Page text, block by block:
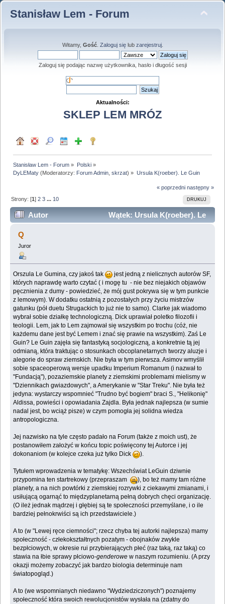
Stanisław Lem - Forum
Witamy, Gość. Zaloguj sięlub zarejestruj.
Zaloguj się podając nazwę użytkownika, hasło i długość sesji
Aktualności:
SKLEP LEM MRÓZ
Stanisław Lem - Forum » Polski»
DyLEMaty (Moderatorzy: Forum Admin ,skrzat) » Ursula K(roeber). Le Guin
« poprzedni następny »
DRUKUJ
Strony: [1]2 3 ... 10
Autor
Wątek: Ursula K(roeber). Le
Guin (Przeczytany 385841 razy)
Q
Juror
Orszula Le Gumina, czy jakoś tak
jest jedną z nielicznych autorów SF,
których naprawdę warto czytać ( i mogę tu - nie bez niejakich objawów
pęcznienia z dumy - powiedzieć, że mój gust pokrywa się w tym punkcie
z lemowym). W dodatku ostatnią z pozostałych przy życiu mistrzów
gatunku (pół duetu Strugackich to już nie to samo). Clarke jak wiadomo
wybrał sobie działkę technologiczną. Dick uprawiał poletko filozofii i
teologii. Lem, jak to Lem zajmował się wszystkim po trochu (cóż, nie
każdemu dane jest być Lemem i znać się prawie na wszystkim). Zaś Le
Guin? Le Guin zajęła się fantastyką socjologiczną, a konkretnie tą jej
odmianą, która traktując o stosunkach obcoplanetarnych tworzy aluzje i
alegorie do spraw ziemskich. Nie była w tym pierwsza. Asimov wmyślił
sobie spaceoperową wersje upadku Imperium Romanum (i nazwał to
"Fundacją"), pozaziemskie planety z ziemskimi problemami mielismy w
"Dziennikach gwiazdowych", a Amerykanie w "Star Treku". Nie była też
jedyna: wystarczy wspomnieć "Trudno być bogiem" braci S., "Helikonię"
Aldissa, powieści i opowiadania Zajdla. Była jednak najlepsza (w sumie
nadal jest, bo wciąż pisze) w czym pomogła jej solidna wiedza
antropologiczna.
Jej nazwisko na tyle często padało na Forum (także z moich ust), że
postanowiłem założyć w końcu topic poświęcony tej Autorce i jej
dokonaniom (w kolejce czeka już tylko Dick
).
Tytułem wprowadzenia w tematykę: Wszechświat LeGuin dziwnie
przypomina ten startrekowy (przepraszam
), bo też mamy tam różne
planety, a na nich powtórki z ziemskiej rozrywki z ciekawymi zmianami, i
usiłującą ogarnąć to międzyplanetarną pełną dobrych chęci organizację.
(O ileż jednak mądrzej i głębiej są te społeczności przemyślane, i o ile
bardziej pełnokrwiści są ich przedstawiciele.)
A to (w "Lewej ręce ciemności"; rzecz chyba tej autorki najlepsza) mamy
społeczność - człekokształtnych pozatym - obojnaków zwykle
bezpłciowych, w okresie rui przybierających płeć (raz taką, raz taką) co
stawia na łbie sprawy płciowo-genderowe w naszym rozumieniu. (A przy
okazji możemy zobaczyć jak bardzo biologia determinuje nam
światopogląd.)
A to (we wspomnianych niedawno "Wydziedziczonych") poznajemy
społeczność która swoich rewolucjonistów wysłała na (zdatny do